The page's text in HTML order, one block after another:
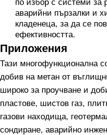
по избор с системи за
аварийни пързалки и
кладенеца, за да се
ефективността.
Приложения
Тази многофункционална
добив на метан от
широко за проучване и
пластове, шистов газ,
газови находища,
сондиране, аварийно